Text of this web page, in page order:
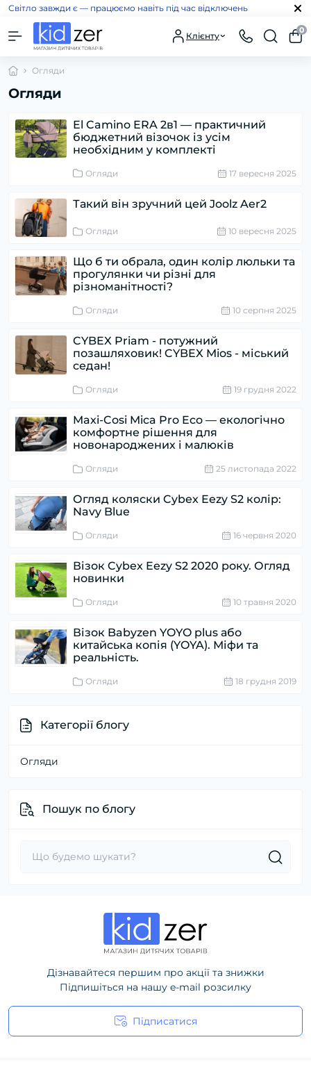
Світло завжди є — працюємо навіть під час відключень
Клієнту
0
Огляди
Огляди
El Camino ERA 2в1 — практичний
бюджетний візочок із усім
необхідним у комплекті
Огляди 17 вересня 2025
Такий він зручний цей Joolz Aer2
Огляди 10 вересня 2025
Що б ти обрала, один колір люльки та
прогулянки чи різні для
різноманітності?
Огляди 10 серпня 2025
CYBEX Priam - потужний
позашляховик! CYBEX Mios - міський
седан!
Огляди 19 грудня 2022
Maxi-Cosi Mica Pro Eco — екологічно
комфортне рішення для
новонароджених і малюків
Огляди 25 листопада 2022
Огляд коляски Cybex Eezy S2 колір:
Navy Blue
Огляди 16 червня 2020
Візок Cybex Eezy S2 2020 року. Огляд
новинки
Огляди 10 травня 2020
Візок Babyzen YOYO plus або
китайська копія (YOYA). Міфи та
реальність.
Огляди 18 грудня 2019
Категорії блогу
Огляди
Пошук по блогу
Дізнавайтеся першим про акції та знижки
Підпишіться на нашу e-mail розсилку
Підписатися